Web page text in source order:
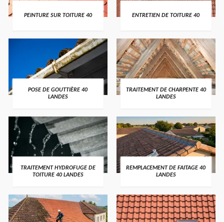
PEINTURE SUR TOITURE 40 ENTRETIEN DE TOITURE 40
POSE DE GOUTTIÈRE 40
LANDES
TRAITEMENT DE CHARPENTE 40
LANDES
TRAITEMENT HYDROFUGE DE
TOITURE 40 LANDES
REMPLACEMENT DE FAITAGE 40
LANDES